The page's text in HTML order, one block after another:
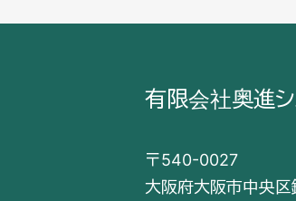
有限会社奥進
〒540-0027
大阪府大阪市中央区